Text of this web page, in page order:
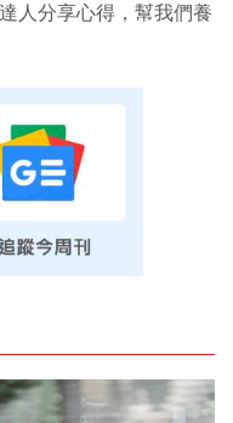
人分享心得，幫我們養